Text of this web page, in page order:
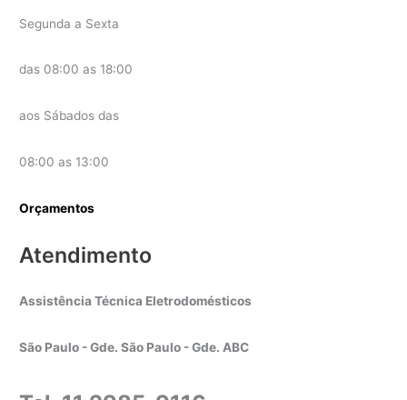
Segunda a Sexta
das 08:00 as 18:00
aos Sábados das
08:00 as 13:00
Orçamentos
Atendimento
Assistência Técnica Eletrodomésticos
São Paulo - Gde. São Paulo - Gde. ABC